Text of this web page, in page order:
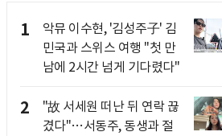
1
악뮤 이수현, '김성주子' 김
민국과 스위스 여행 "첫 만
남에 2시간 넘게 기다렸다"
2
"故 서세원 떠난 뒤 연락 끊
겼다"…서동주, 동생과 절